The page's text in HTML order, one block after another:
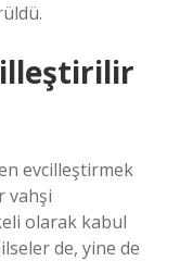
evcilleştirmek
vahşi
olarak kabul
de, yine de